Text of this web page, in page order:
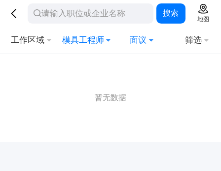
搜索
地图
工作区域 模具工程师 面议 筛选
暂无数据